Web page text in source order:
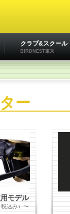
クラブ&スクール
BIRDNEST東京
ー
モデル
税込み）〜